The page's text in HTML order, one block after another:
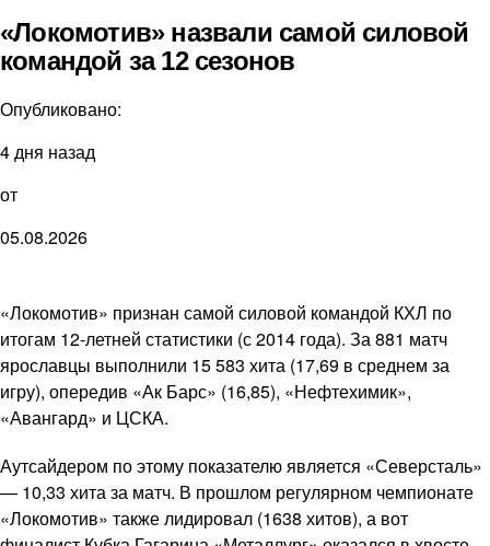
«Локомотив» назвали самой силовой
командой за 12 сезонов
Опубликовано:
4 дня назад
от
05.08.2026
«Локомотив» признан самой силовой командой КХЛ по
итогам 12-летней статистики (с 2014 года). За 881 матч
ярославцы выполнили 15 583 хита (17,69 в среднем за
игру), опередив «Ак Барс» (16,85), «Нефтехимик»,
«Авангард» и ЦСКА.
Аутсайдером по этому показателю является «Северсталь»
— 10,33 хита за матч. В прошлом регулярном чемпионате
«Локомотив» также лидировал (1638 хитов), а вот